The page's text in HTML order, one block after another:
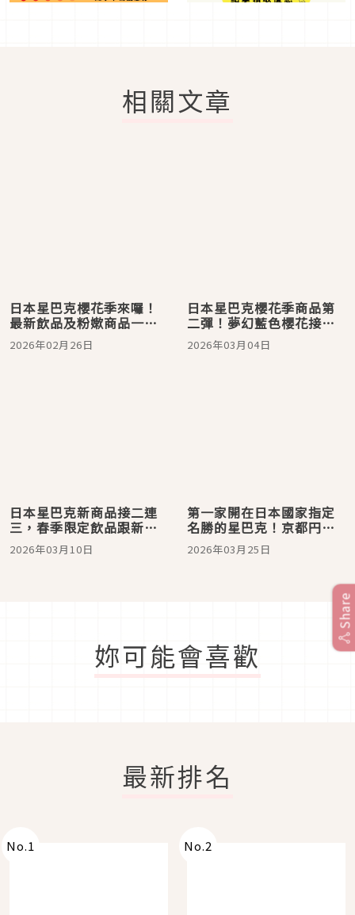
相關文章
日本星巴克櫻花季來囉！
最新飲品及粉嫰商品一次
介紹給你
2026年02月26日
日本星巴克櫻花季商品第
二彈！夢幻藍色櫻花接棒
登場
2026年03月04日
日本星巴克新商品接二連
三，春季限定飲品跟新杯
子來囉！
2026年03月10日
第一家開在日本國家指定
名勝的星巴克！京都円山
公園超美概念店3月30日開
幕
2026年03月25日
妳可能會喜歡
最新排名
No.1 No.2
Share